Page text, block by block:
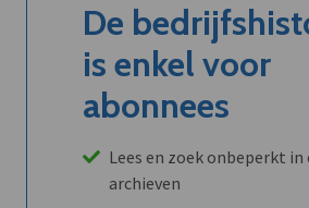
De
is enkel voor
abonnees
Lees en zoek onbeperkt in
archieven